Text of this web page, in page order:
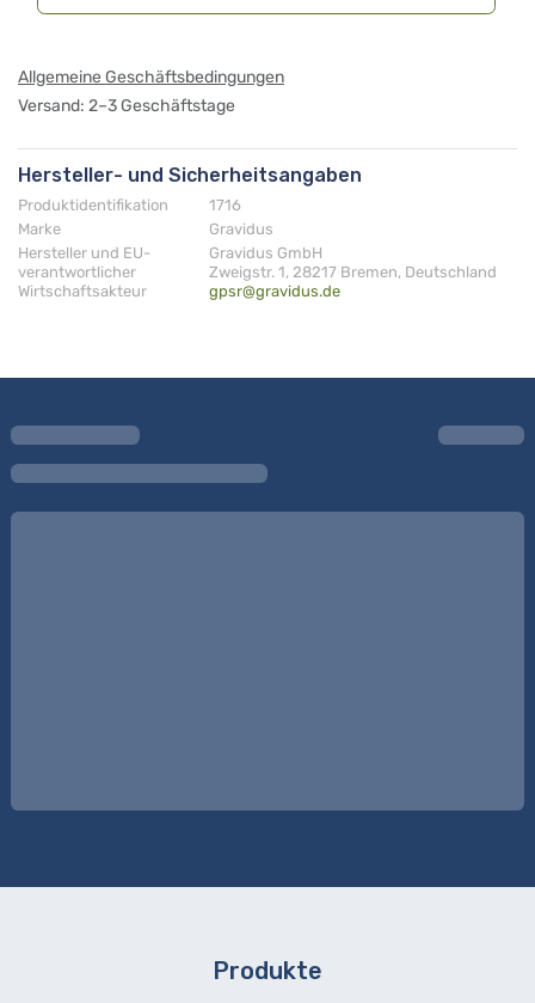
Allgemeine Geschäftsbedingungen
Versand: 2–3 Geschäftstage
Hersteller- und Sicherheitsangaben
Produktidentifikation
1716
Marke
Gravidus
Hersteller und EU-
verantwortlicher
Wirtschaftsakteur
Gravidus GmbH
Zweigstr. 1, 28217 Bremen, Deutschland
gpsr@gravidus.de
Produkte